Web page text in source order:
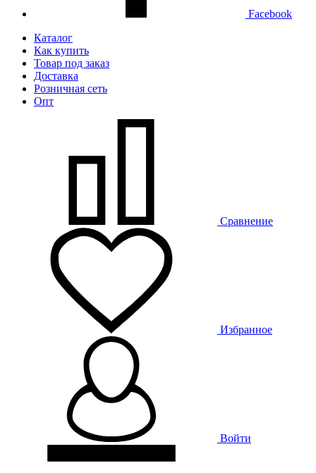
Facebook
Каталог
Как купить
Товар под заказ
Доставка
Розничная сеть
Опт
Сравнение
Избранное
Войти